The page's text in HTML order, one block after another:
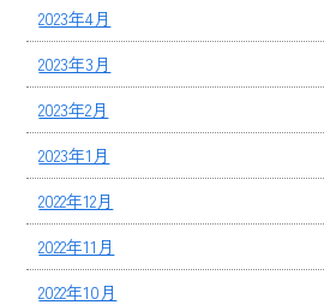
2023年4月
2023年3月
2023年2月
2023年1月
2022年12月
2022年11月
2022年10月